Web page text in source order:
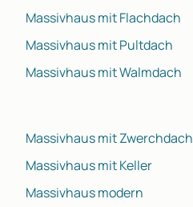
Massivhaus mit Flachdach
Massivhaus mit Pultdach
Massivhaus mit Walmdach
Massivhaus mit Zwerchdach
Massivhaus mit Keller
Massivhaus modern